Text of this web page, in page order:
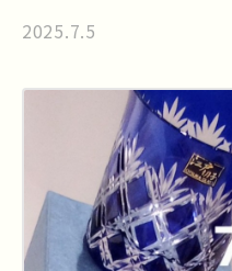
2025.7.5